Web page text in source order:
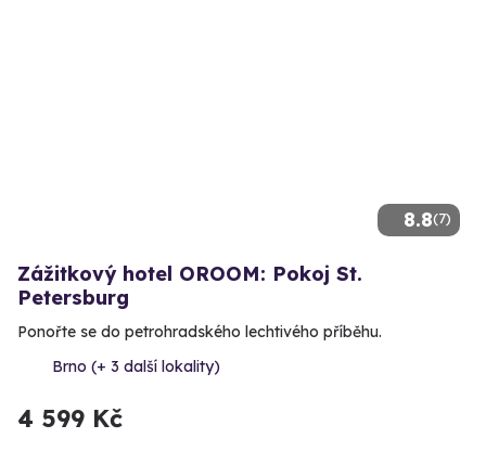
8.8(7)
Zážitkový hotel OROOM: Pokoj St.
Petersburg
Ponořte se do petrohradského lechtivého příběhu.
Brno (+ 3 další lokality)
4 599 Kč